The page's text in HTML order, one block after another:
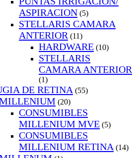
ASPIRACION (5)
STELLARIS CAMARA
ANTERIOR (11)
HARDWARE (10)
STELLARIS
CAMARA ANTERIOR
(1)
DE RETINA (55)
(20)
CONSUMIBLES
MILLENIUM MVE (5)
CONSUMIBLES
MILLENIUM RETINA (14)